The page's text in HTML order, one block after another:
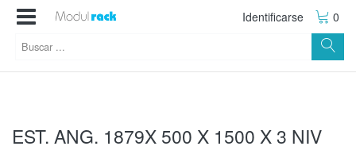
Identificarse 0
EST. ANG. 1879X 500 X 1500 X 3 NIV